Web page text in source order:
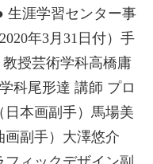
生涯学習センター事
年3月31日付）手
授芸術学科高橋庸
科尾形達 講師 プロ
日本画副手）馬場美
副手）大澤悠介